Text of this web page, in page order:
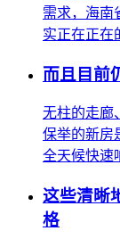
需求，海南
实正在正在
而且目前
无柱的走廊
保举的新房
全天候快速
这些清晰
格